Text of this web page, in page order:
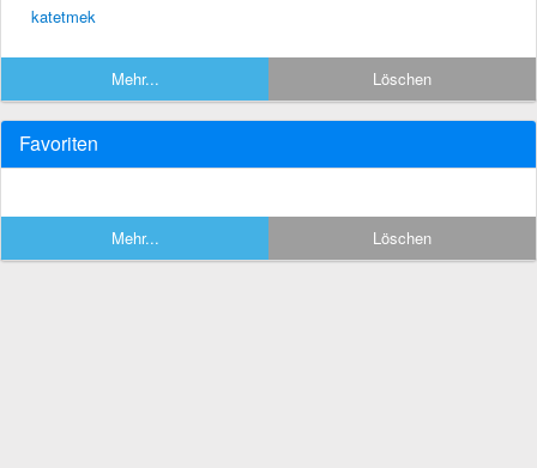
katetmek
Mehr... Löschen
Favoriten
Mehr... Löschen